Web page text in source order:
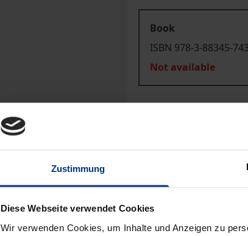
Zustimmung
Diese Webseite verwendet Cookies
Wir verwenden Cookies, um Inhalte und Anzeigen zu
Book
ISBN 978-3-88345-
Not available